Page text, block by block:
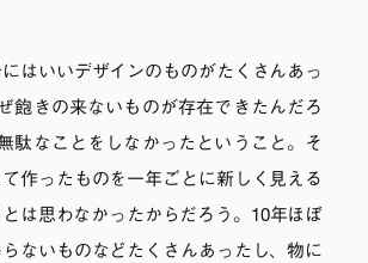
はいいデザインのものがたくさんあっ
飽きの来ないものが存在できたんだろ
駄なことをしなかったということ。そ
作ったものを一年ごとに新しく見える
は思わなかったからだろう。10年ほぼ
ないものなどたくさんあったし、物に